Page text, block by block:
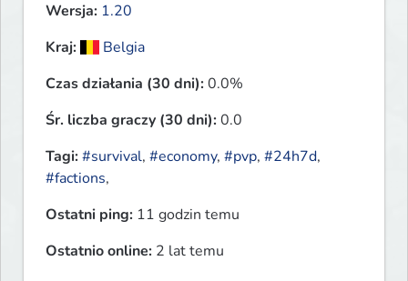
Wersja: 1.20
Kraj:
Belgia
Czas działania (30 dni):0.0%
Śr. liczba graczy (30 dni):0.0
Tagi:#survival, #economy, #pvp, #24h7d,
#factions,
Ostatni ping: 11 godzin temu
Ostatnio online: 2 lat temu